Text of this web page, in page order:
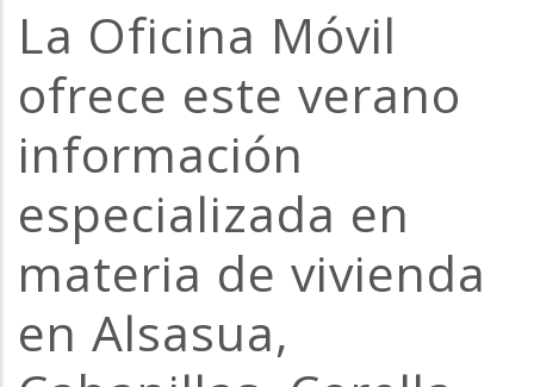
La Oficina Móvil
ofrece este verano
información
especializada en
materia de vivienda
en Alsasua,